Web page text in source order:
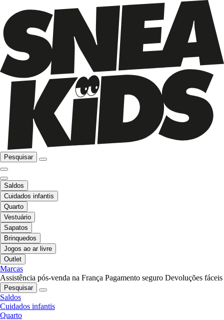
Pesquisar
Saldos
Cuidados infantis
Quarto
Vestuário
Sapatos
Brinquedos
Jogos ao ar livre
Outlet
Marcas
Assistência pós-venda na França Pagamento seguro Devoluções fáceis
Pesquisar
Saldos
Cuidados infantis
Quarto